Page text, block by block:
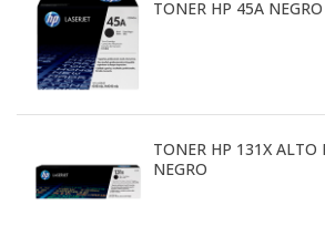
TONER HP 45A
TONER HP 131X ALTO
NEGRO